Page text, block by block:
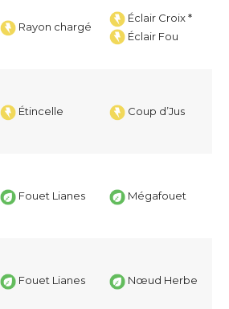
Rayon chargé
Éclair Croix *
Éclair Fou
Étincelle Coup d’Jus
Fouet Lianes Mégafouet
Fouet Lianes Nœud Herbe